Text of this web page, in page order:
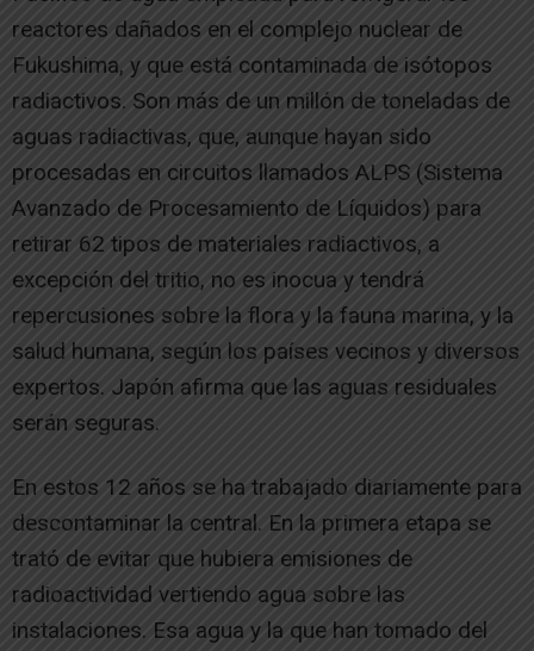
reactores dañados en el complejo nuclear de
Fukushima, y que está contaminada de isótopos
radiactivos. Son más de un millón de toneladas de
aguas radiactivas, que, aunque hayan sido
procesadas en circuitos llamados ALPS (Sistema
Avanzado de Procesamiento de Líquidos) para
retirar 62 tipos de materiales radiactivos, a
excepción del tritio, no es inocua y tendrá
repercusiones sobre la flora y la fauna marina, y la
salud humana, según los países vecinos y diversos
expertos. Japón afirma que las aguas residuales
serán seguras.
En estos 12 años se ha trabajado diariamente para
descontaminar la central. En la primera etapa se
trató de evitar que hubiera emisiones de
radioactividad vertiendo agua sobre las
instalaciones. Esa agua y la que han tomado del